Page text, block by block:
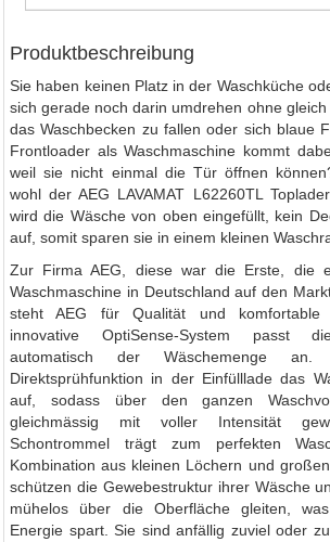
Produktbeschreibung
Sie haben keinen Platz in der Waschküche
sich gerade noch darin umdrehen ohne
das Waschbecken zu fallen oder sich blaue
Frontloader als Waschmaschine kommt
weil sie nicht einmal die Tür öffnen
wohl der AEG LAVAMAT L62260TL
wird die Wäsche von oben eingefüllt, kein
auf, somit sparen sie in einem kleinen
Zur Firma AEG, diese war die Erste, die
Waschmaschine in Deutschland auf den
steht AEG für Qualität und komfortable
innovative OptiSense-System passt
automatisch der Wäschemenge
Direktsprühfunktion in der Einfülllade das
auf, sodass über den ganzen
gleichmässig mit voller Intensität
Schontrommel trägt zum perfekten
Kombination aus kleinen Löchern und
schützen die Gewebestruktur ihrer Wäsche
mühelos über die Oberfläche gleiten,
Energie spart. Sie sind anfällig zuviel oder